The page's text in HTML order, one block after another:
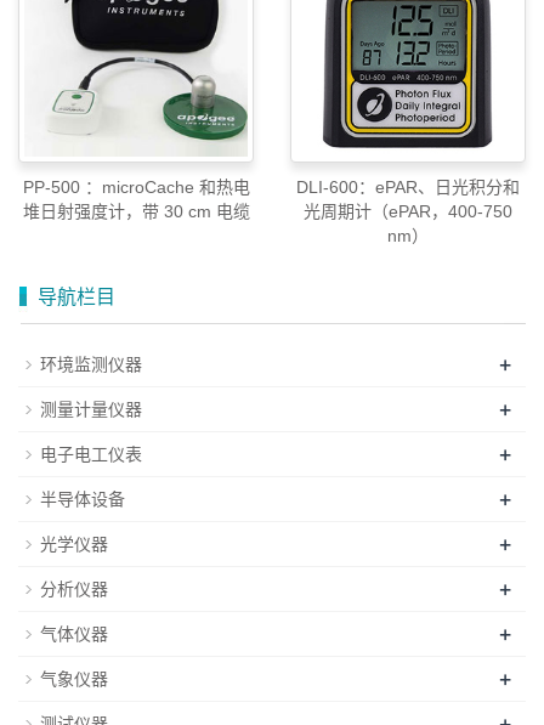
PP-500 ：microCache 和热电
堆日射强度计，带 30 cm 电缆
DLI-600：ePAR、日光积分和
光周期计（ePAR，400-750
nm）
导航栏目
环境监测仪器 +
测量计量仪器 +
电子电工仪表 +
半导体设备 +
光学仪器 +
分析仪器 +
气体仪器 +
气象仪器 +